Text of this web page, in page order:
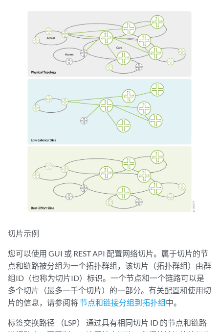
切片示例
您可以使用 GUI 或 REST API 配置网络切片。属于切片的节
点和链路被分组为一个拓扑群组，该切片（拓扑群组）由群
组ID（也称为切片ID）标识。一个节点和一个链路可以是
多个切片（最多一千个切片）的一部分。有关配置和使用切
片的信息，请参阅将节点和链接分组到拓扑组中。
标签交换路径 （LSP） 通过具有相同切片 ID 的节点和链路